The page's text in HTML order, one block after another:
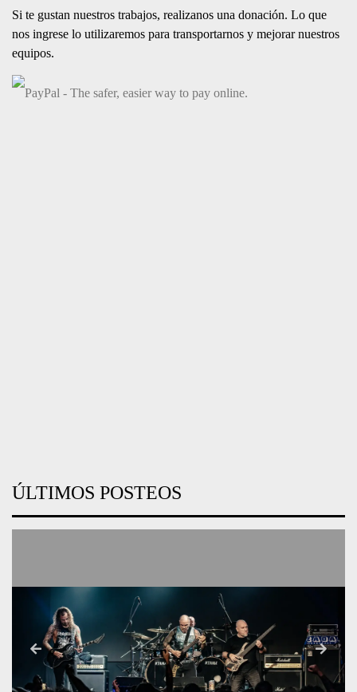
DONACIONES
Si te gustan nuestros trabajos, realizanos una donación. Lo que
equipos.
PRÓXIMOS RECITALES EN
CUMPLE MACABRO LVI
Bandas Invitadas: Ver flyer
08/08/2026
19:00
Melonio Bar C.A.B.A.
Ver flyer